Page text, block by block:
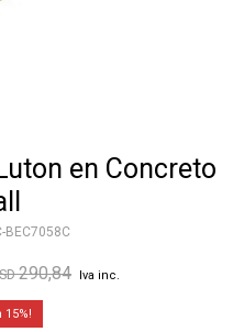
en Concreto
BEC7058C
290,84
15